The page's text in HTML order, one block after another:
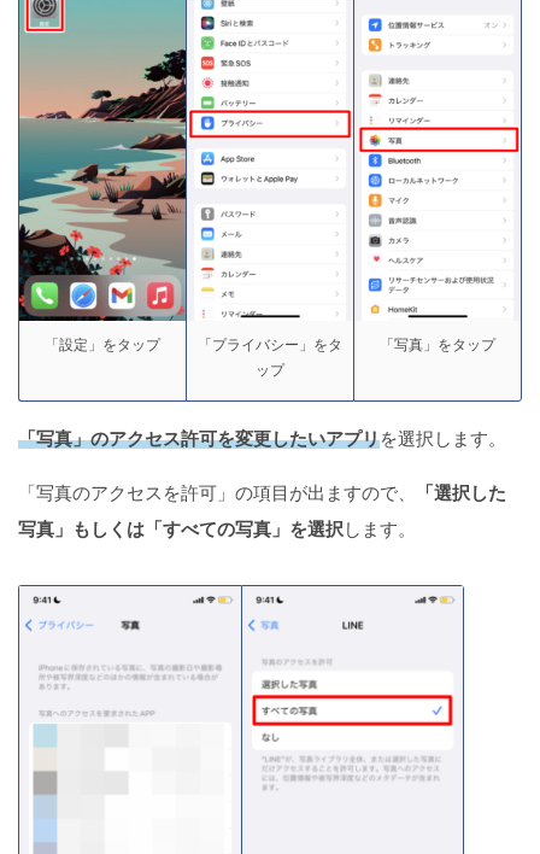
「設定」をタップ
「プライバシー」をタ
ップ
「写真」をタップ
「写真」のアクセス許可を変更したいアプリを選択します。
「写真のアクセスを許可」の項目が出ますので、
「選択した
写真」もしくは「すべての写真」を選択 します。